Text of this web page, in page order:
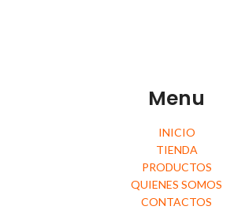
Menu
INICIO
TIENDA
PRODUCTOS
QUIENES SOMOS
CONTACTOS